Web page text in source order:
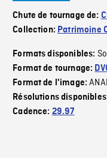
Chute de tournage de:
Collection: Patrimoine
Formats disponibles:
Format de tournage:
Format de l'image:
Résolutions
Cadence: 29.97